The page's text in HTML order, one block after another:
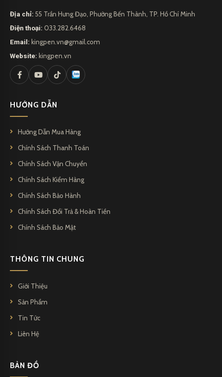
Địa chỉ: 55 Trần Hưng Đạo, Phường Bến Thành, TP. Hồ Chí Minh
Điện thoại: 033.282.6468
Email: kingpen.vn@gmail.com
Website: kingpen.vn
HƯỚNG DẪN
Hướng Dẫn Mua Hàng
Chính Sách Thanh Toán
Chính Sách Vận Chuyển
Chính Sách Kiểm Hàng
Chính Sách Bảo Hành
Chính Sách Đổi Trả & Hoàn Tiền
Chính Sách Bảo Mật
THÔNG TIN CHUNG
Giới Thiệu
Sản Phẩm
Tin Tức
Liên Hệ
BẢN ĐỒ